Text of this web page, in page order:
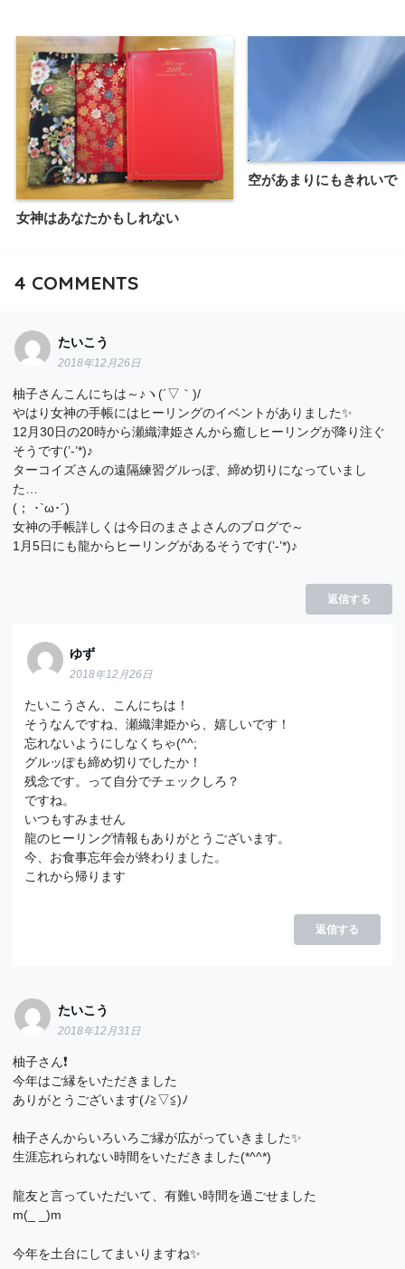
女神はあなたかもしれない
空があまりにもきれいで
4 COMMENTS
たいこう
2018年12月26日
柚子さんこんにちは～♪ヽ(´▽｀)/
やはり女神の手帳にはヒーリングのイベントがありました✨
12月30日の20時から瀬織津姫さんから癒しヒーリングが降り注ぐ
そうです(’-’*)♪
ターコイズさんの遠隔練習グルっぽ、締め切りになっていまし
た…
(； ･`ω･´)
女神の手帳詳しくは今日のまさよさんのブログで～
1月5日にも龍からヒーリングがあるそうです(’-’*)♪
返信する
ゆず
2018年12月26日
たいこうさん、こんにちは！
そうなんですね、瀬織津姫から、嬉しいです！
忘れないようにしなくちゃ(^^;
グルッぽも締め切りでしたか！
残念です。って自分でチェックしろ？
ですね。
いつもすみません
龍のヒーリング情報もありがとうございます。
今、お食事忘年会が終わりました。
これから帰ります
返信する
たいこう
2018年12月31日
柚子さん❗
今年はご縁をいただきました
ありがとうございます(ﾉ≧▽≦)ﾉ
柚子さんからいろいろご縁が広がっていきました✨
生涯忘れられない時間をいただきました(*^^*)
龍友と言っていただいて、有難い時間を過ごせました
m(_ _)m
今年を土台にしてまいりますね✨